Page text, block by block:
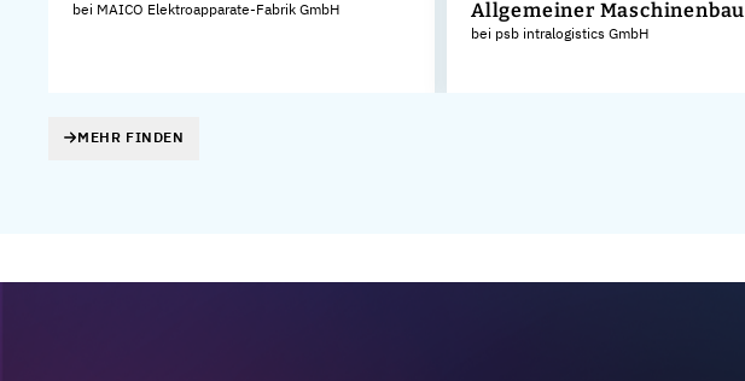
bei MAICO Elektroapparate-Fabrik GmbH
Allgemeiner Maschinenbau
bei psb intralogistics GmbH
MEHR FINDEN